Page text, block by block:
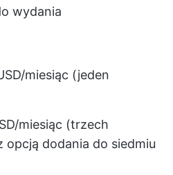
wydania
miesiąc (jeden
miesiąc (trzech
dodania do siedmiu